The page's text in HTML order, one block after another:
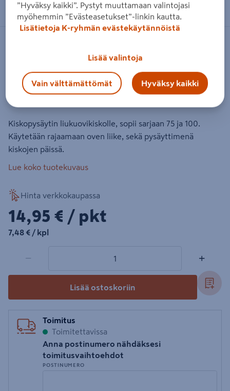
Liukuoven pysäytin Helaform KP-
75/100 2kpl
Tuotenumero:500935748 EAN-koodi 6417588120411
Kiskopysäytin liukuovikiskolle, sopii sarjaan 75 ja 100.
Käytetään rajaamaan oven liike, sekä pysäyttimenä
kiskojen päissä.
Lue koko tuotekuvaus
Hinta verkkokaupassa
14,95€/pkt
14,95 € / pkt
7,48€/kpl
7,48 € / kpl
− +
Lisää ostoskoriin
Toimitus
Toimitettavissa
Anna postinumero nähdäksesi
toimitusvaihtoehdot
POSTINUMERO
”Hyväksy kaikki”. Pystyt muuttamaan valintojasi
myöhemmin ”Evästeasetukset”-linkin kautta.
Lisätietoja K-ryhmän evästekäytännöistä
Lisää valintoja
Vain välttämättömät Hyväksy kaikki